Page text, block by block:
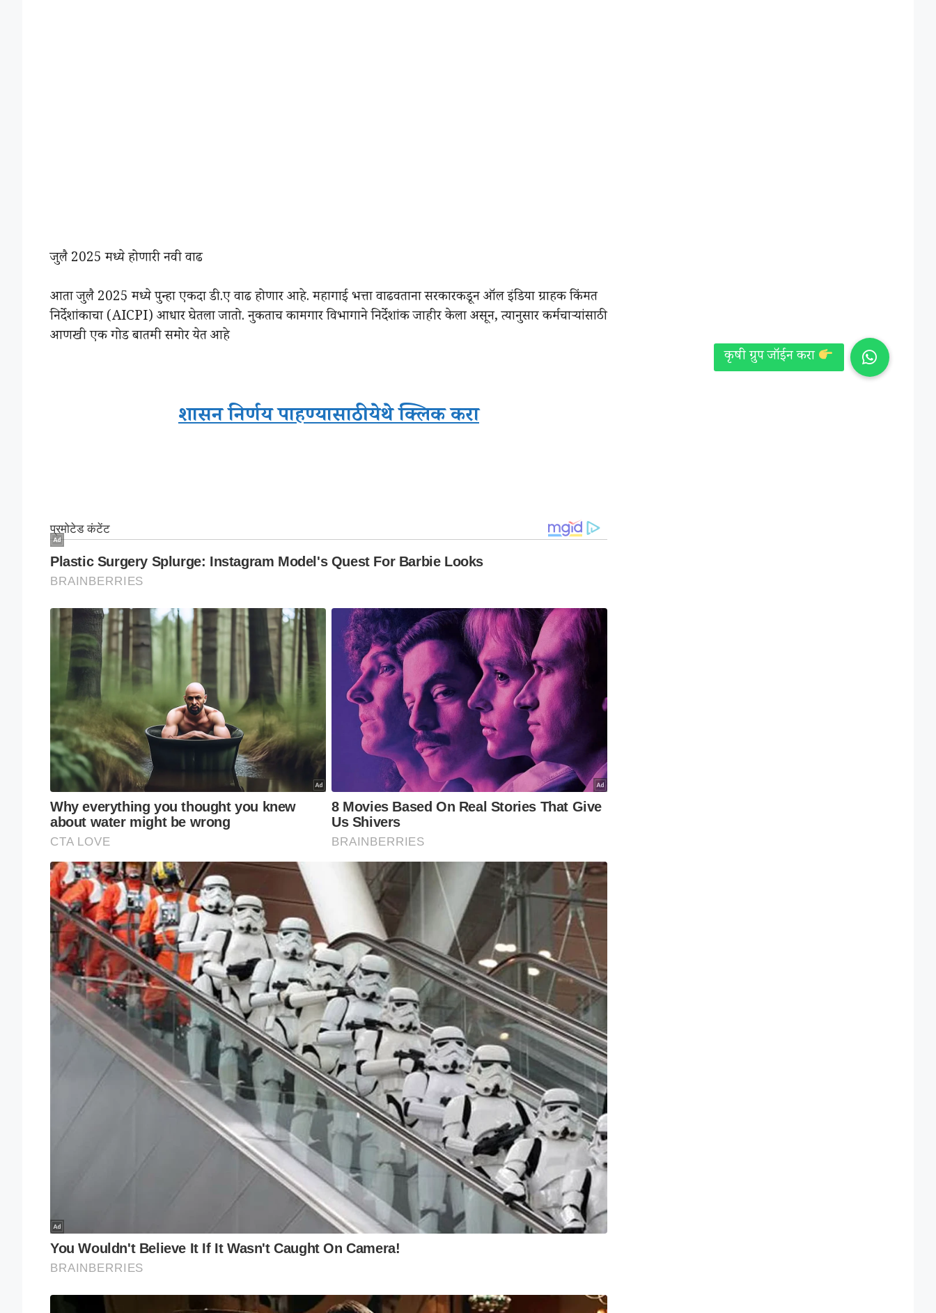
जुलै 2025 मध्ये होणारी नवी वाढ
आता जुलै 2025 मध्ये पुन्हा एकदा डी.ए वाढ होणार आहे. महागाई भत्ता वाढवताना सरकारकडून ऑल इंडिया ग्राहक किंमत
निर्देशांकाचा (AICPI) आधार घेतला जातो. नुकताच कामगार विभागाने निर्देशांक जाहीर केला असून, त्यानुसार कर्मचाऱ्यांसाठी
आणखी एक गोड बातमी समोर येत आहे
शासन निर्णय पाहण्यासाठी येथे क्लिक करा